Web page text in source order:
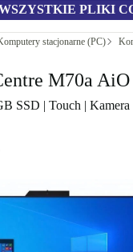
PLIKI
stacjonarne (PC)
M70a AiO
SSD | Touch | Kamera